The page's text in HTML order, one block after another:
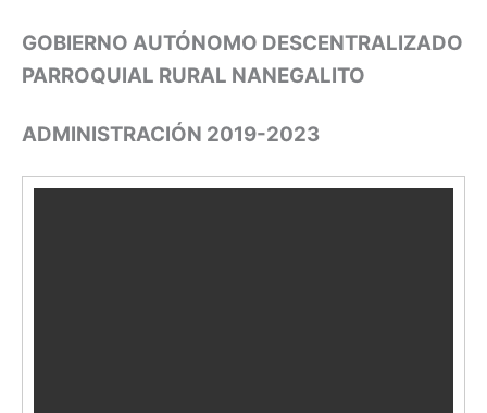
GOBIERNO AUTÓNOMO DESCENTRALIZADO
PARROQUIAL RURAL NANEGALITO
ADMINISTRACIÓN 2019-2023